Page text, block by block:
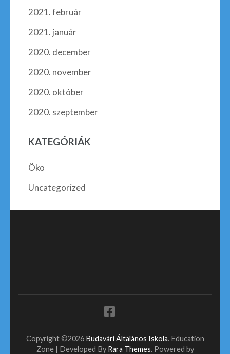
2021. február
2021. január
2020. december
2020. november
2020. október
2020. szeptember
KATEGÓRIÁK
Öko
Uncategorized
Copyright ©2026 Budavári Általános Iskola. Education
Zone | Developed By Rara Themes. Powered by